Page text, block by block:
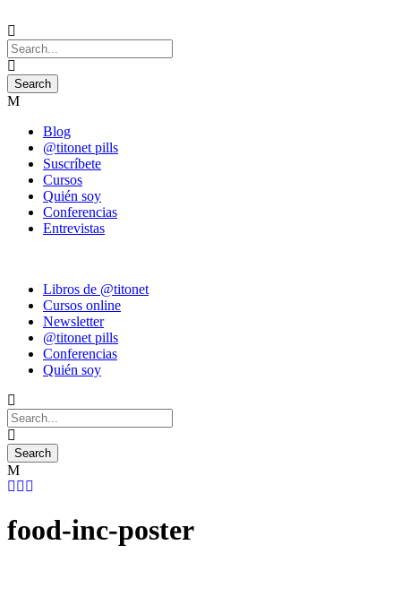
Blog
@titonet pills
Suscríbete
Cursos
Quién soy
Conferencias
Entrevistas
Libros de @titonet
Cursos online
Newsletter
@titonet pills
Conferencias
Quién soy
food-inc-poster